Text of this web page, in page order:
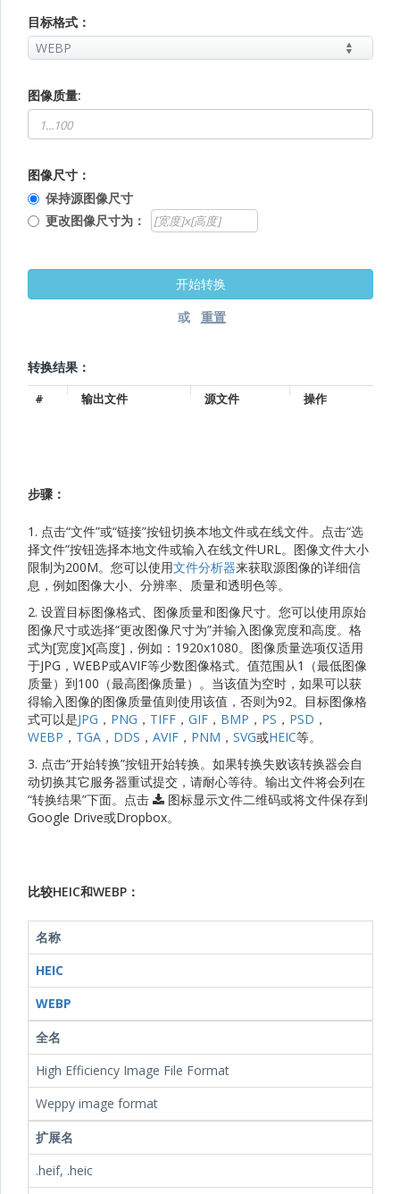
目标格式：
图像质量:
图像尺寸：
保持源图像尺寸
更改图像尺寸为：
或
转换结果：
# 输出文件 源文件 操作
步骤：
1. 点击“文件”或“链接”按钮切换本地文件或在线文件。点击“选
择文件”按钮选择本地文件或输入在线文件URL。图像文件大小
限制为200M。您可以使用文件分析器来获取源图像的详细信
息，例如图像大小、分辨率、质量和透明色等。
2. 设置目标图像格式、图像质量和图像尺寸。您可以使用原始
图像尺寸或选择“更改图像尺寸为”并输入图像宽度和高度。格
式为[宽度]x[高度]，例如：1920x1080。图像质量选项仅适用
于JPG，WEBP或AVIF等少数图像格式。值范围从1（最低图像
质量）到100（最高图像质量）。当该值为空时，如果可以获
得输入图像的图像质量值则使用该值，否则为92。目标图像格
式可以是JPG ， PNG ， TIFF ， GIF ， BMP ， PS ， PSD ，
WEBP ， TGA ， DDS ， AVIF ， PNM ， SVG或HEIC等。
3. 点击“开始转换”按钮开始转换。如果转换失败该转换器会自
动切换其它服务器重试提交，请耐心等待。输出文件将会列在
“转换结果”下面。点击
图标显示文件二维码或将文件保存到
Google Drive或Dropbox。
比较HEIC和WEBP：
名称
HEIC
WEBP
全名
High Efficiency Image File Format
Weppy image format
扩展名
.heif, .heic